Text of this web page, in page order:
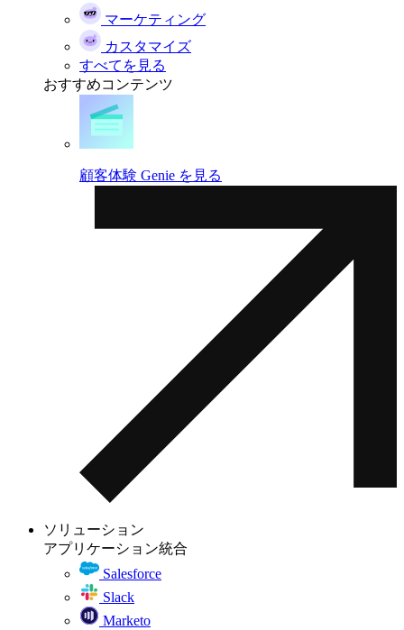
マーケティング
カスタマイズ
すべてを見る
おすすめコンテンツ
顧客体験 Genie を見る
ソリューション
アプリケーション統合
Salesforce
Slack
Marketo